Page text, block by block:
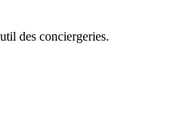
des conciergeries.